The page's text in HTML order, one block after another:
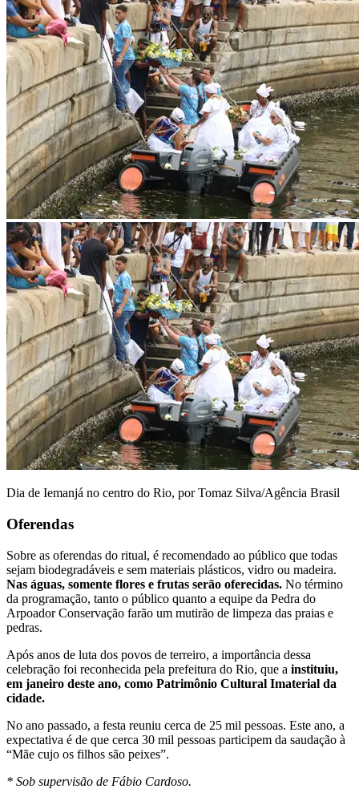
Dia de Iemanjá no centro do Rio, por Tomaz Silva/Agência Brasil
Oferendas
Sobre as oferendas do ritual, é recomendado ao público que todas
sejam biodegradáveis e sem materiais plásticos, vidro ou madeira.
Nas águas, somente flores e frutas serão oferecidas. No término
da programação, tanto o público quanto a equipe da Pedra do
Arpoador Conservação farão um mutirão de limpeza das praias e
pedras.
Após anos de luta dos povos de terreiro, a importância dessa
celebração foi reconhecida pela prefeitura do Rio, que a instituiu,
em janeiro deste ano, como Patrimônio Cultural Imaterial da
cidade.
No ano passado, a festa reuniu cerca de 25 mil pessoas. Este ano, a
expectativa é de que cerca 30 mil pessoas participem da saudação à
“Mãe cujo os filhos são peixes”.
* Sob supervisão de Fábio Cardoso.